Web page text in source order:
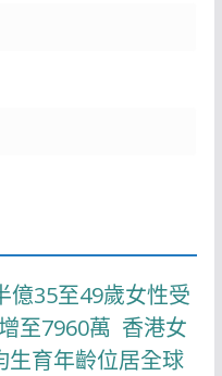
億35至49歲女性受
至7960萬 香港女
育年齡位居全球